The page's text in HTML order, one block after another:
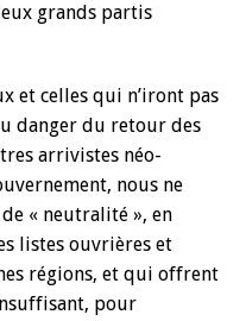
grands partis
et celles qui n’iront pas
danger du retour des
arrivistes néo-
nous ne
« neutralité », en
listes ouvrières et
régions, et qui offrent
pour